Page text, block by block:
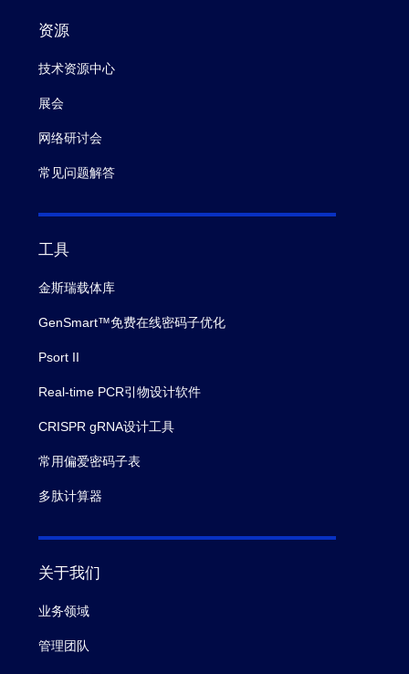
资源
技术资源中心
展会
网络研讨会
常见问题解答
工具
金斯瑞载体库
GenSmart™免费在线密码子优化
Psort II
Real-time PCR引物设计软件
CRISPR gRNA设计工具
常用偏爱密码子表
多肽计算器
关于我们
业务领域
管理团队